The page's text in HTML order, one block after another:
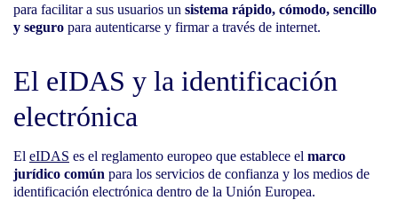
para facilitar a sus usuarios un sistema rápido, cómodo, sencillo
y seguro para autenticarse y firmar a través de internet.
El eIDAS y la identificación
electrónica
El eIDAS es el reglamento europeo que establece el marco
jurídico común para los servicios de confianza y los medios de
identificación electrónica dentro de la Unión Europea.